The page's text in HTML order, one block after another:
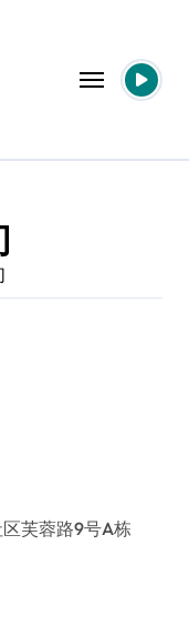
芙蓉路9号A栋